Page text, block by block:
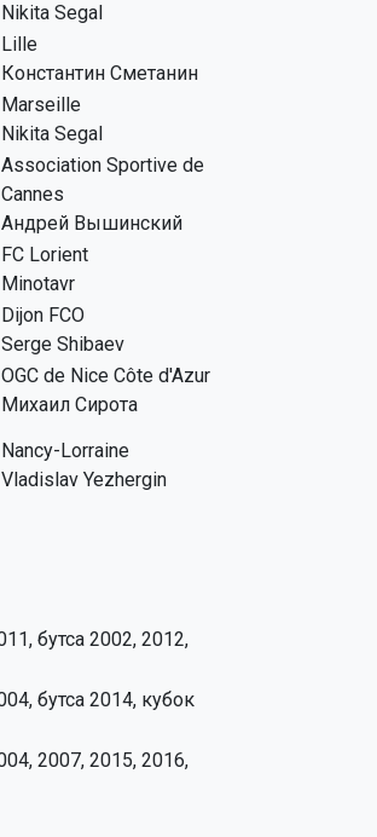
Nikita Segal
Lille
Константин Сметанин
Marseille
Nikita Segal
Association Sportive de
Cannes
Андрей Вышинский
FC Lorient
Minotavr
Dijon FCO
Serge Shibaev
OGC de Nice Côte d'Azur
Михаил Сирота
Nancy-Lorraine
Vladislav Yezhergin
бутса 2002, 2012,
бутса 2014, кубок
2007, 2015, 2016,